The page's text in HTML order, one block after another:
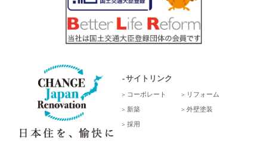
サイトリンク
コーポレート リフォーム
新築 外壁塗装
採用